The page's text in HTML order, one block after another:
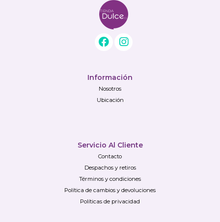
Información
Nosotros
Ubicación
Servicio Al Cliente
Contacto
Despachos y retiros
Términos y condiciones
Política de cambios y devoluciones
Políticas de privacidad